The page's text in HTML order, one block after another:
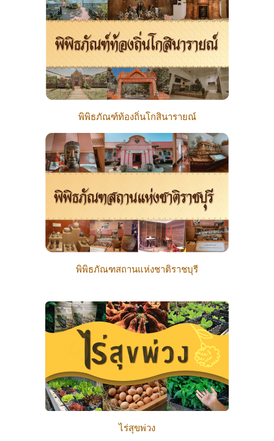
พิพิธภัณฑ์ท้องถิ่นโกสินารายณ์
พิพิธภัณฑสถานแห่งชาติราชบุรี
ไร่สุขพ่วง